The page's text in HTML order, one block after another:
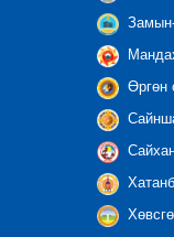
Өргөн